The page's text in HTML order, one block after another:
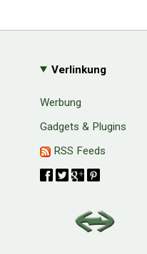
Verlinkung
Werbung
Gadgets & Plugins
RSS Feeds